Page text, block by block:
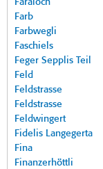
Faraloch
Farb
Farbwegli
Faschiels
Feger Sepplis Teil
Feld
Feldstrasse
Feldstrasse
Feldwingert
Fidelis Langegerta
Fina
Finanzerhöttli